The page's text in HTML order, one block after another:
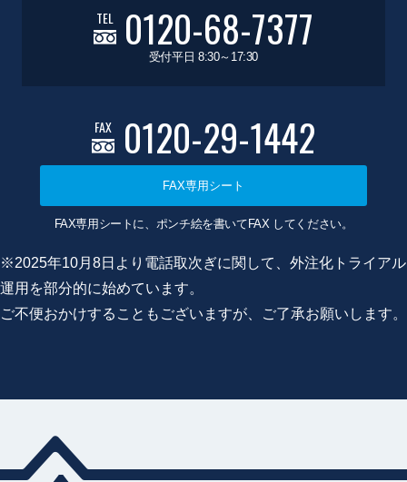
TEL 0120-68-7377
受付平日 8:30～17:30
FAX 0120-29-1442
FAX専用シート
FAX専用シートに、ポンチ絵を書いてFAX してください。
※2025年10月8日より電話取次ぎに関して、外注化トライアル
運用を部分的に始めています。
ご不便おかけすることもございますが、ご了承お願いします。